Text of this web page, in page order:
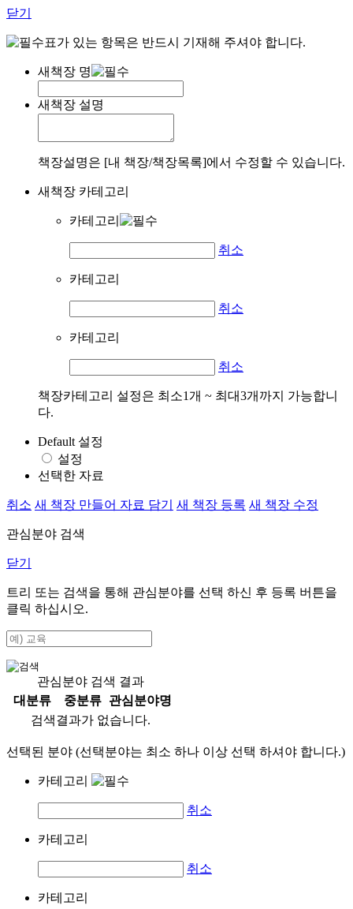
닫기
표가 있는 항목은 반드시 기재해 주셔야 합니다.
새책장 명
새책장 설명
책장설명은 [내 책장/책장목록]에서 수정할 수 있습니다.
새책장 카테고리
카테고리
취소
카테고리
취소
카테고리
취소
책장카테고리 설정은 최소1개 ~ 최대3개까지 가능합니
다.
Default 설정
설정
선택한 자료
취소 새 책장 만들어 자료 담기 새 책장 등록 새 책장 수정
관심분야 검색
닫기
트리 또는 검색을 통해 관심분야를 선택 하신 후 등록 버튼을
클릭 하십시오.
관심분야 검색 결과
대분류
중분류
관심분야명
검색결과가 없습니다.
선택된 분야 (선택분야는 최소 하나 이상 선택 하셔야 합니다.)
카테고리
취소
카테고리
취소
카테고리